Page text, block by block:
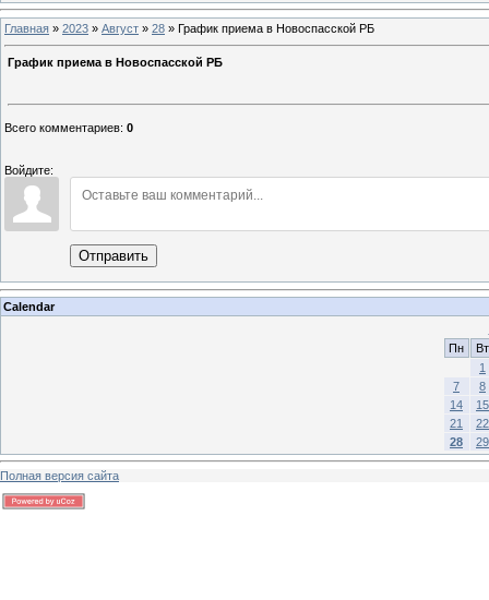
Главная » 2023 » Август » 28 » График приема в Новоспасской РБ
График приема в Новоспасской РБ
Всего комментариев: 0
Войдите:
Отправить
Calendar
Пн
Вт
1
7
8
14
15
21
22
28
29
Полная версия сайта